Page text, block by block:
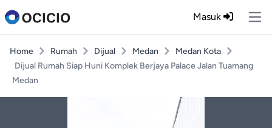
Masuk
Home Rumah Dijual Medan
Medan Kota
Dijual Rumah Siap Huni Komplek Berjaya Palace Jalan Tuamang
Medan